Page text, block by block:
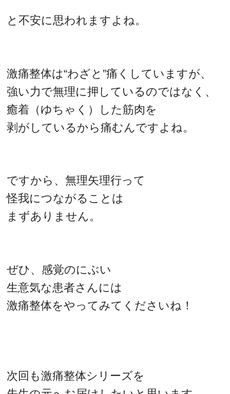
と不安に思われますよね。
激痛整体は“わざと”痛くしていますが、
強い力で無理に押しているのではなく、
癒着（ゆちゃく）した筋肉を
剥がしているから痛むんですよね。
ですから、無理矢理行って
怪我につながることは
まずありません。
ぜひ、感覚のにぶい
生意気な患者さんには
激痛整体をやってみてくださいね！
次回も激痛整体シリーズを